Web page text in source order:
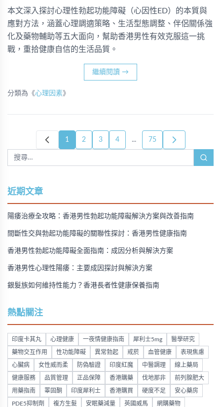
本文深入探討心理性勃起功能障礙（心因性ED）的本質與
應對方法，涵蓋心理調適策略、生活型態調整、伴侶關係強
化及藥物輔助等五大面向，幫助香港男性有效克服這一挑
戰，重拾健康自信的生活品質。
繼續閱讀 →
分類為《心理因素》
1 2 3 4 ... 75
近期文章
陽痿治療全攻略：香港男性勃起功能障礙解決方案與改善指南
間斷性交與勃起功能障礙的關聯性探討：香港男性健康指南
香港男性勃起功能障礙全面指南：成因分析與解決方案
香港男性心理性陽痿：主要成因探討與解決方案
銀髮族如何維持性能力？香港長者性健康保養指南
熱點關注
印度卡其丸 心理健康 一夜情健康指南 犀利士5mg 醫學研究
藥物交互作用 性功能障礙 異常勃起 戒菸 血管健康 表現焦慮
心臟病 女性威而柔 防偽驗證 印度紅魔 中醫調理 線上藥局
健康服務 品質管理 正品保障 香港購藥 伐地那非 前列腺肥大
用藥指南 睪固酮 印度犀利士 香港購買 硬度不足 安心藥房
PDE5抑制劑 複方生髮 安眠藥減量 英國威馬 網購藥物